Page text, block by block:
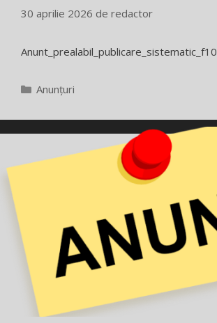
30 aprilie 2026 de redactor
Anunt_prealabil_publicare_sistematic_f10
Categorii
Anunțuri